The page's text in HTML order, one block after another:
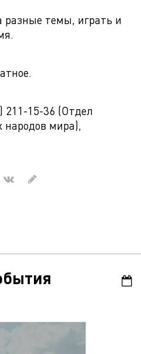
разные темы, играть и
211-15-36 (Отдел
народов мира),